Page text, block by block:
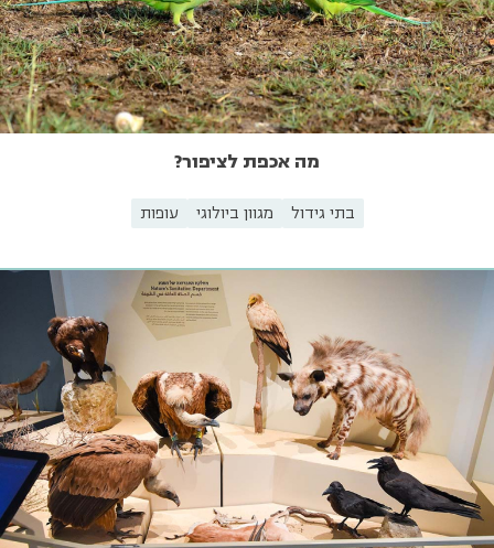
מה אכפת לציפור?
בתי גידול מגוון ביולוגי עופות